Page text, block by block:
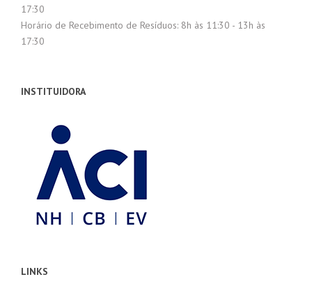
17:30
Horário de Recebimento de Resíduos: 8h às 11:30 - 13h às
17:30
INSTITUIDORA
LINKS